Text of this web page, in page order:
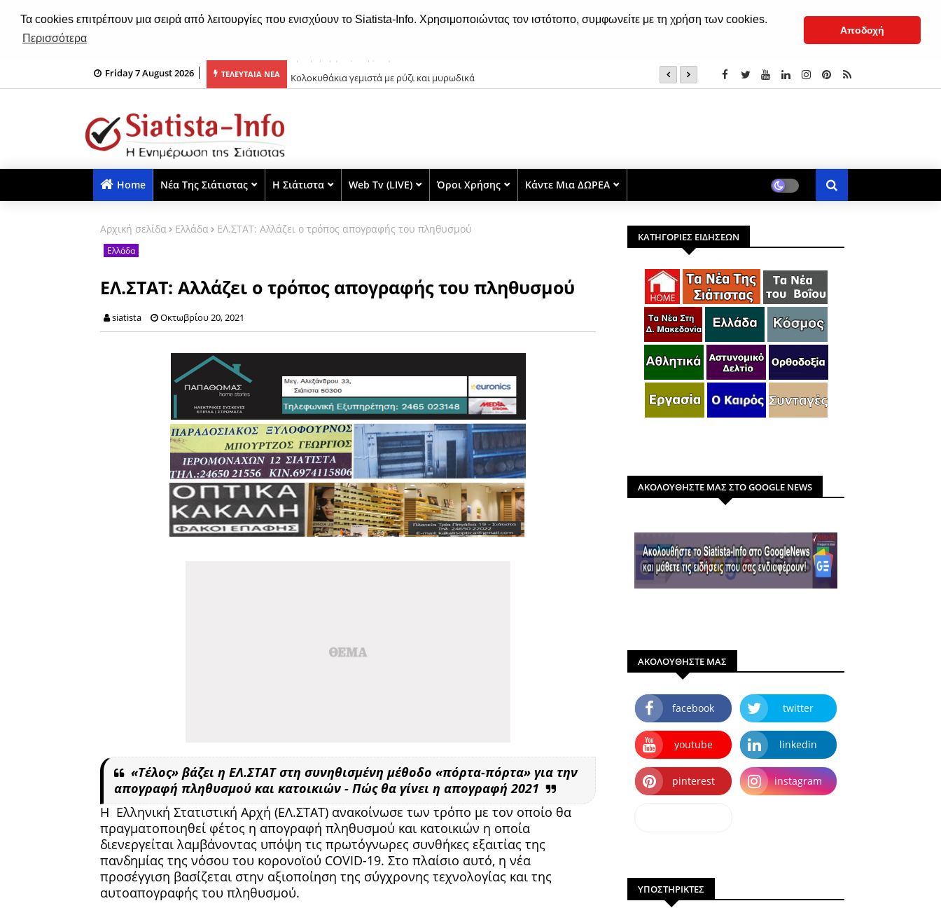
Τα cookies επιτρέπουν μια σειρά από λειτουργίες που ενισχύουν το Siatista-Info. Χρησιμοποιώντας τον ιστότοπο, συμφωνείτε με τη χρήση των cookies.
Περισσότερα
Αποδοχή
Friday 7 August 2026 ΤΕΛΕΥΤΑΙΑ ΝΕΑ Κολοκυθάκια γεμιστά με ρύζι και μυρωδικά 1η Έκθεση Τοπικών Προϊόντων Βοΐου
Home Νέα Της Σιάτιστας Η Σιάτιστα Web Tv (LIVE) Όροι Χρήσης Κάντε Μια ΔΩΡΕΑ
Αρχική σελίδα Ελλάδα ΕΛ.ΣΤΑΤ: Αλλάζει ο τρόπος απογραφής του πληθυσμού
Ελλάδα
ΕΛ.ΣΤΑΤ: Αλλάζει ο τρόπος απογραφής του πληθυσμού
siatista Οκτωβρίου 20, 2021
«Τέλος» βάζει η ΕΛ.ΣΤΑΤ στη συνηθισμένη μέθοδο «πόρτα-πόρτα» για την
απογραφή πληθυσμού και κατοικιών - Πώς θα γίνει η απογραφή 2021
Η Ελληνική Στατιστική Αρχή (ΕΛ.ΣΤΑΤ) ανακοίνωσε των τρόπο με τον οποίο θα
πραγματοποιηθεί φέτος η απογραφή πληθυσμού και κατοικιών η οποία
διενεργείται λαμβάνοντας υπόψη τις πρωτόγνωρες συνθήκες εξαιτίας της
πανδημίας της νόσου του κορονοϊού COVID-19. Στο πλαίσιο αυτό, η νέα
προσέγγιση βασίζεται στην αξιοποίηση της σύγχρονης τεχνολογίας και της
αυτοαπογραφής του πληθυσμού.
ΚΑΤΗΓΟΡΙΕΣ ΕΙΔΗΣΕΩΝ
ΑΚΟΛΟΥΘΗΣΤΕ ΜΑΣ ΣΤΟ GOOGLE NEWS
ΑΚΟΛΟΥΘΗΣΤΕ ΜΑΣ
facebook twitter
youtube linkedin
pinterest instagram
ΥΠΟΣΤΗΡΙΚΤΕΣ